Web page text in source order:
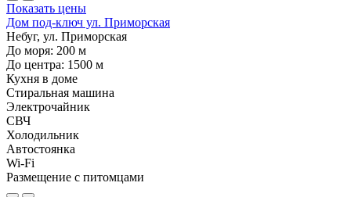
Показать цены
Дом под-ключ ул. Приморская
Небуг, ул. Приморская
До моря: 200 м
До центра: 1500 м
Кухня в доме
Стиральная машина
Электрочайник
СВЧ
Холодильник
Автостоянка
Wi-Fi
Размещение с питомцами